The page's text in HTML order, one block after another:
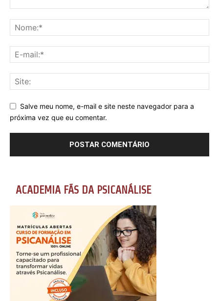
Salve meu nome, e-mail e site neste navegador para a
próxima vez que eu comentar.
ACADEMIA FÃS DA PSICANÁLISE